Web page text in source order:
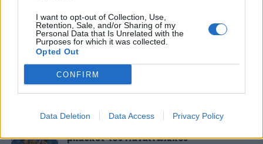
I want to opt-out of Collection, Use,
Retention, Sale, and/or Sharing of my
Personal Data that Is Unrelated with the
Purposes for which it was collected.
Opted Out
CONFIRM
Data Deletion Data Access Privacy Policy
Στον ΑΠΟΕΛ ο Πέρες
Δύο… «κολλητάρια» στον Παναιτωλικό!
ΕΡΑΣΙΤΕΧΝΗΣ
μπάσκετ του Παναιτωλικού